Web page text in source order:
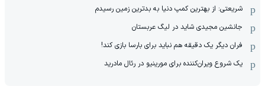
شریعتی: از بهترین کمپ‌ دنیا به بدترین زمین‌ رسیدم
جانشین مجیدی شاید در لیگ عربستان
فران دیگر یک دقیقه هم نباید برای بارسا بازی کند!
یک شروع ویران‌کننده برای مورینیو در رئال مادرید